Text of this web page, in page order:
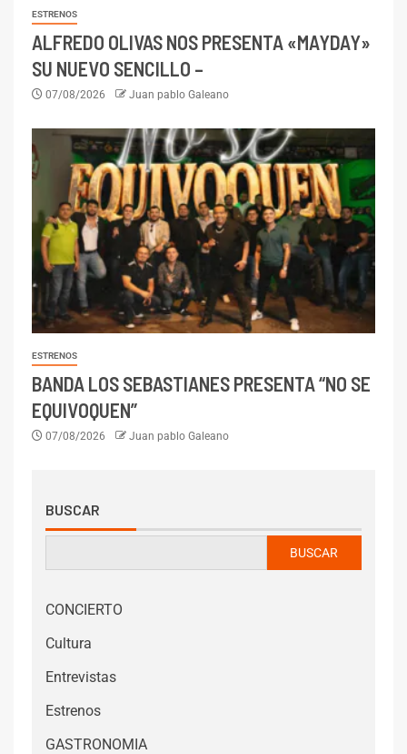
ESTRENOS
ALFREDO OLIVAS NOS PRESENTA «MAYDAY»
SU NUEVO SENCILLO –
07/08/2026 Juan pablo Galeano
ESTRENOS
BANDA LOS SEBASTIANES PRESENTA “NO SE
EQUIVOQUEN”
07/08/2026 Juan pablo Galeano
BUSCAR
BUSCAR
CONCIERTO
Cultura
Entrevistas
Estrenos
GASTRONOMIA